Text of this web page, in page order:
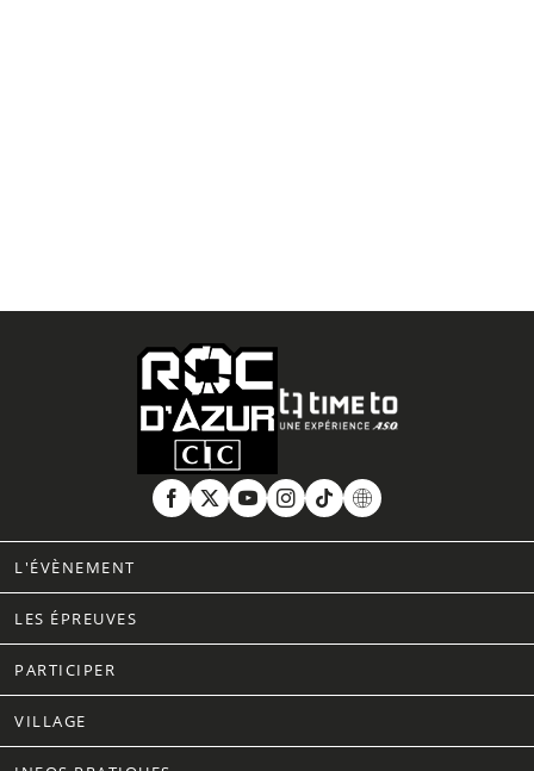
L'ÉVÈNEMENT
LES ÉPREUVES
PARTICIPER
VILLAGE